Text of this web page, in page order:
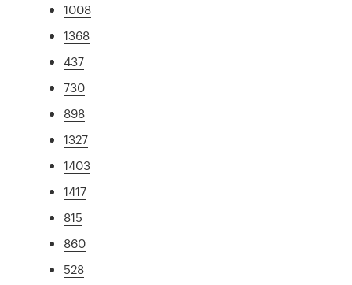
1008
1368
437
730
898
1327
1403
1417
815
860
528